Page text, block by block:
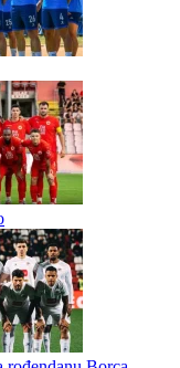
defanzivca i
je sa dovođenjem
novajlije stižu iz
lijevog beka